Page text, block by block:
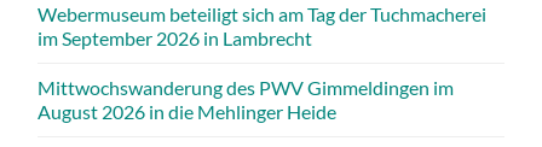
Webermuseum beteiligt sich am Tag der Tuchmacherei
im September 2026 in Lambrecht
Mittwochswanderung des PWV Gimmeldingen im
August 2026 in die Mehlinger Heide